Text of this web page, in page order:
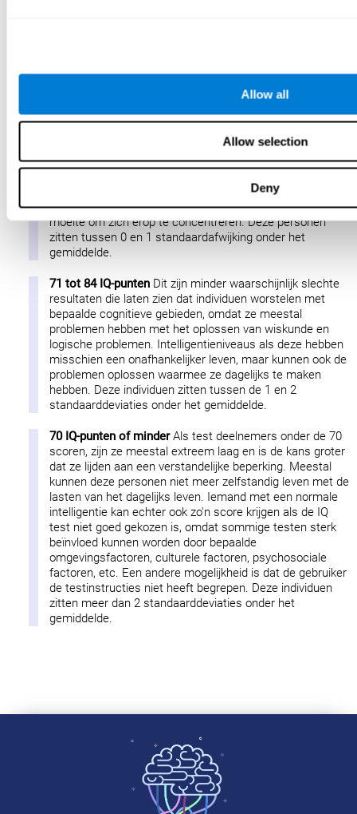
Allow all
Allow selection
Deny
moeite. Deze mensen zijn precies gemiddeld voor hun
leeftijd.
Dit zijn resultaten met een lagere
marge dan gemiddeld. Het merendeel van hun vragen
zijn in staat om vragen van gemiddeld niveau op te
lossen, maar soms raken ze in de war of hebben ze
moeite om zich erop te concentreren. Deze personen
zitten tussen 0 en 1 standaardafwijking onder het
gemiddelde.
71 tot 84 IQ-puntenDit zijn minder waarschijnlijk slechte
resultaten die laten zien dat individuen worstelen met
bepaalde cognitieve gebieden, omdat ze meestal
problemen hebben met het oplossen van wiskunde en
logische problemen. Intelligentieniveaus als deze hebben
misschien een onafhankelijker leven, maar kunnen ook de
problemen oplossen waarmee ze dagelijks te maken
hebben. Deze individuen zitten tussen de 1 en 2
standaarddeviaties onder het gemiddelde.
70 IQ-punten of minderAls test deelnemers onder de 70
scoren, zijn ze meestal extreem laag en is de kans groter
dat ze lijden aan een verstandelijke beperking. Meestal
kunnen deze personen niet meer zelfstandig leven met de
lasten van het dagelijks leven. Iemand met een normale
intelligentie kan echter ook zo'n score krijgen als de IQ
test niet goed gekozen is, omdat sommige testen sterk
beïnvloed kunnen worden door bepaalde
omgevingsfactoren, culturele factoren, psychosociale
factoren, etc. Een andere mogelijkheid is dat de gebruiker
de testinstructies niet heeft begrepen. Deze individuen
zitten meer dan 2 standaarddeviaties onder het
gemiddelde.